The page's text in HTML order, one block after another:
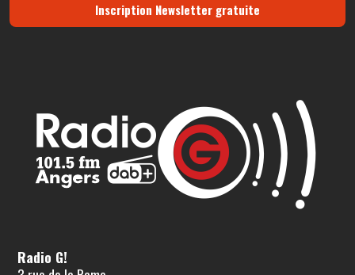
Inscription Newsletter gratuite
Radio G!